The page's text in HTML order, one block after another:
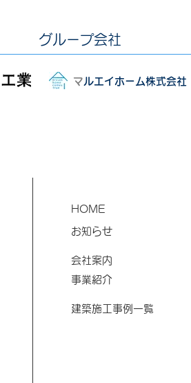
​グループ会社
​マルエイホーム株式会社
HOME
お知らせ
​会社案内
​事業紹介
​建築施工事例一覧